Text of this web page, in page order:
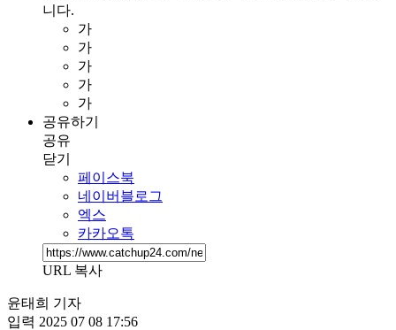
니다.
가
가
가
가
가
공유하기
공유
닫기
페이스북
네이버블로그
엑스
카카오톡
URL 복사
윤태희 기자
입력 2025 07 08 17:56